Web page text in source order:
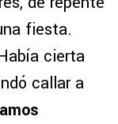
fiesta.
cierta
callar a